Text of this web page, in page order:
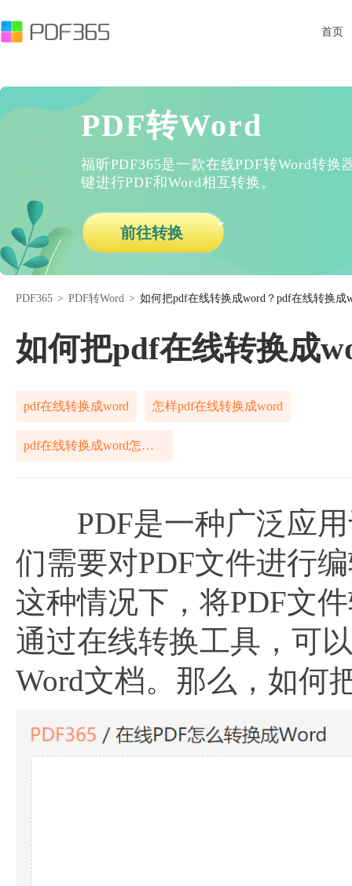
首页
PDF转Word
福昕PDF365是一款在线PDF转Word转换
键进行PDF和Word相互转换。
前往转换
PDF365 > PDF转Word > 如何把pdf在线转换成word？pdf在线转换成
如何把pdf在线转换成
pdf在线转换成word 怎样pdf在线转换成word
pdf在线转换成word怎么解决
PDF是一种广泛应用
们需要对PDF文件进行
这种情况下，将PDF文
通过在线转换工具，可
Word文档。那么，如何